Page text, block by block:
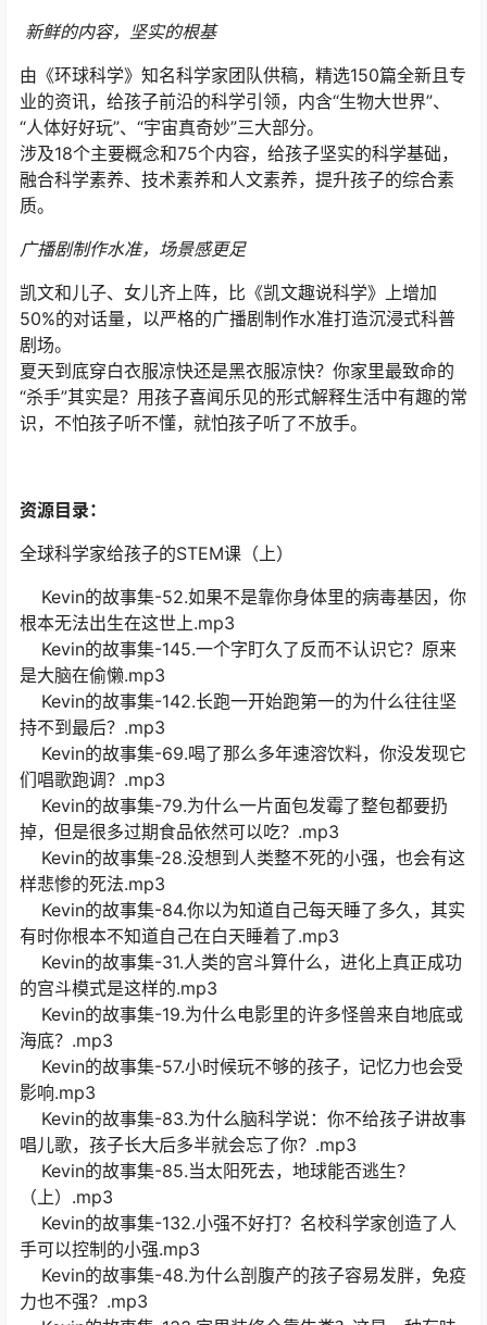
新鲜的内容，坚实的根基
由《环球科学》知名科学家团队供稿，精选150篇全新且专
业的资讯，给孩子前沿的科学引领，内含“生物大世界”、
“人体好好玩”、“宇宙真奇妙”三大部分。
涉及18个主要概念和75个内容，给孩子坚实的科学基础，
融合科学素养、技术素养和人文素养，提升孩子的综合素
质。
广播剧制作水准，场景感更足
凯文和儿子、女儿齐上阵，比《凯文趣说科学》上增加
50%的对话量，以严格的广播剧制作水准打造沉浸式科普
剧场。
夏天到底穿白衣服凉快还是黑衣服凉快？你家里最致命的
“杀手”其实是？用孩子喜闻乐见的形式解释生活中有趣的常
识，不怕孩子听不懂，就怕孩子听了不放手。
资源目录：
全球科学家给孩子的STEM课（上）
Kevin的故事集-52.如果不是靠你身体里的病毒基因，你
根本无法出生在这世上.mp3
Kevin的故事集-145.一个字盯久了反而不认识它？原来
是大脑在偷懒.mp3
Kevin的故事集-142.长跑一开始跑第一的为什么往往坚
持不到最后？.mp3
Kevin的故事集-69.喝了那么多年速溶饮料，你没发现它
们唱歌跑调？.mp3
Kevin的故事集-79.为什么一片面包发霉了整包都要扔
掉，但是很多过期食品依然可以吃？.mp3
Kevin的故事集-28.没想到人类整不死的小强，也会有这
样悲惨的死法.mp3
Kevin的故事集-84.你以为知道自己每天睡了多久，其实
有时你根本不知道自己在白天睡着了.mp3
Kevin的故事集-31.人类的宫斗算什么，进化上真正成功
的宫斗模式是这样的.mp3
Kevin的故事集-19.为什么电影里的许多怪兽来自地底或
海底？.mp3
Kevin的故事集-57.小时候玩不够的孩子，记忆力也会受
影响.mp3
Kevin的故事集-83.为什么脑科学说：你不给孩子讲故事
唱儿歌，孩子长大后多半就会忘了你？.mp3
Kevin的故事集-85.当太阳死去，地球能否逃生？
（上）.mp3
Kevin的故事集-132.小强不好打？名校科学家创造了人
手可以控制的小强.mp3
Kevin的故事集-48.为什么剖腹产的孩子容易发胖，免疫
力也不强？.mp3